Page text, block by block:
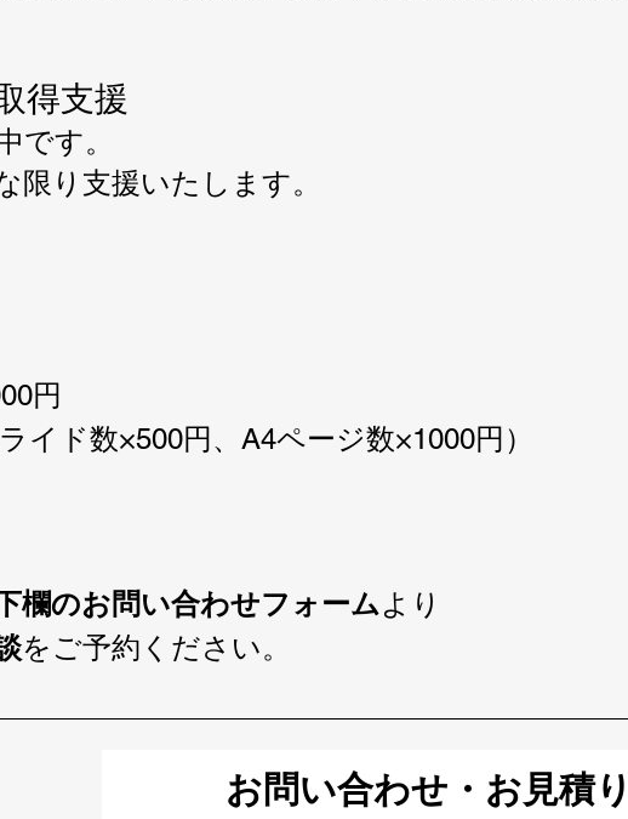
得支援
です。
限り支援いたします。
円
イド数×500円、A4ページ数×1000円）
欄のお問い合わせフォームより
をご予約ください。
お問い合わせ・お見積り